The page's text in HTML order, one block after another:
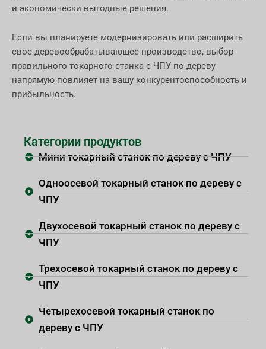
и экономически выгодные решения.
Если вы планируете модернизировать или расширить
свое деревообрабатывающее производство, выбор
правильного токарного станка с ЧПУ по дереву
напрямую повлияет на вашу конкурентоспособность и
прибыльность.
Категории продуктов
Мини токарный станок по дереву с ЧПУ
Одноосевой токарный станок по дереву с
ЧПУ
Двухосевой токарный станок по дереву с
ЧПУ
Трехосевой токарный станок по дереву с
ЧПУ
Четырехосевой токарный станок по
дереву с ЧПУ